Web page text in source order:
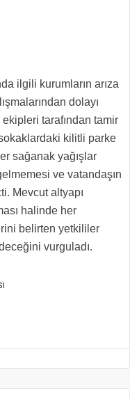
ilgili kurumların arıza
dolayı
tarafından tamir
kilitli parke
sağanak yağışlar
ve vatandaşın
Mevcut altyapı
halinde her
belirten yetkililer
vurguladı.